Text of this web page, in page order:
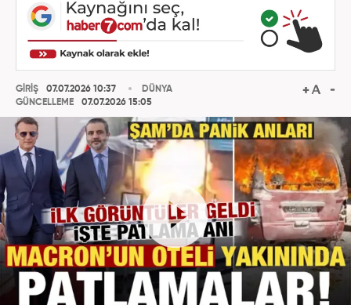
GİRİŞ
07.07.2026 10:37
GÜNCELLEME
07.07.2026 15:05
DÜNYA